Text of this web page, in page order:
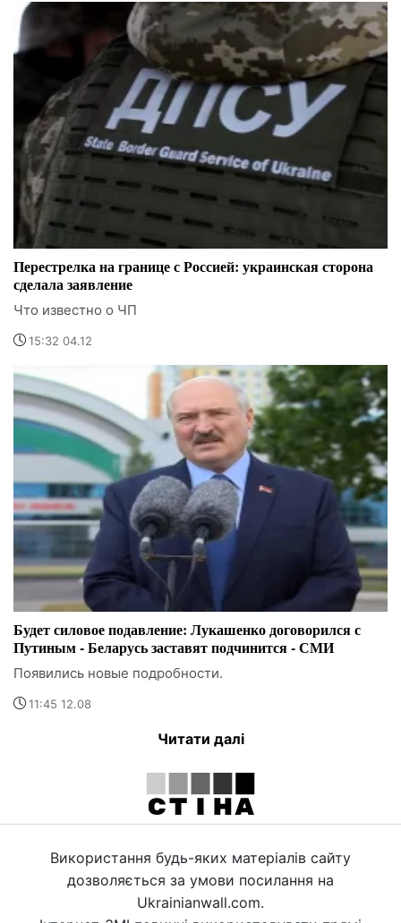
Перестрелка на границе с Россией: украинская сторона
сделала заявление
Что известно о ЧП
15:32 04.12
Будет силовое подавление: Лукашенко договорился с
Путиным - Беларусь заставят подчинится - СМИ
Появились новые подробности.
11:45 12.08
Читати далі
Використання будь-яких матеріалів сайту
дозволяється за умови посилання на
Ukrainianwall.com.